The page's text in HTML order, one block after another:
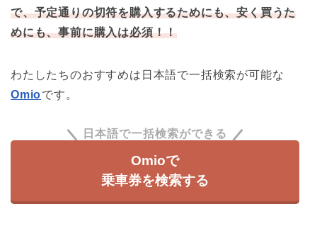
で、予定通りの切符を購入するためにも、安く買うた
めにも、事前に購入は必須！！
わたしたちのおすすめは日本語で一括検索が可能な
Omioです。
日本語で一括検索ができる
Omioで
乗車券を検索する